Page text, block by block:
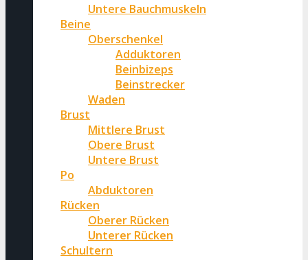
Untere Bauchmuskeln
Beine
Oberschenkel
Adduktoren
Beinbizeps
Beinstrecker
Waden
Brust
Mittlere Brust
Obere Brust
Untere Brust
Po
Abduktoren
Rücken
Oberer Rücken
Unterer Rücken
Schultern